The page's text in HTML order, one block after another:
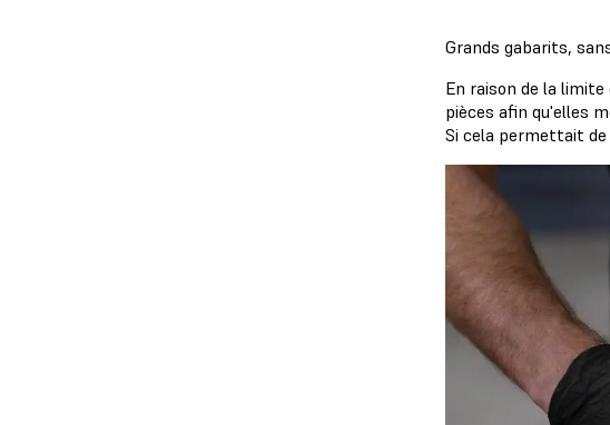
Grands gabarits,
En raison de la
pièces afin qu'elles
Si cela permettait